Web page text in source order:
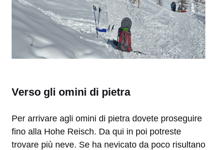
Verso gli omini di pietra
Per arrivare agli omini di pietra dovete proseguire
fino alla Hohe Reisch. Da qui in poi potreste
trovare più neve. Se ha nevicato da poco risultano